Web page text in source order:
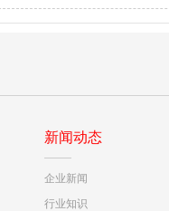
为什么用黑碳化硅研磨粉
新闻动态
企业新闻
行业知识